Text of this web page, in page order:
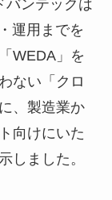
バンテックは
運用までを
WEDA」を
ない「クロ
、製造業か
向けにいた
しました。